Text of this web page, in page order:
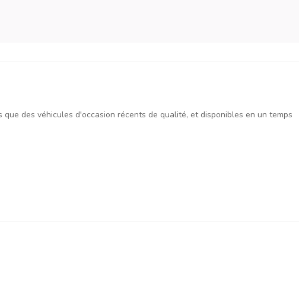
des véhicules d'occasion récents de qualité, et disponibles en un temps